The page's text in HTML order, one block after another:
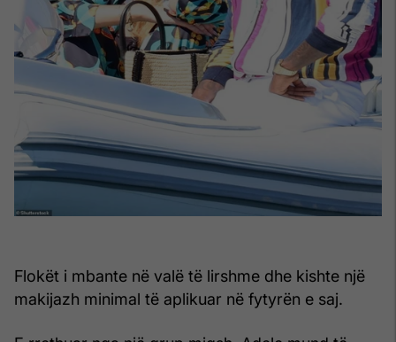
Flokët i mbante në valë të lirshme dhe kishte një
makijazh minimal të aplikuar në fytyrën e saj.